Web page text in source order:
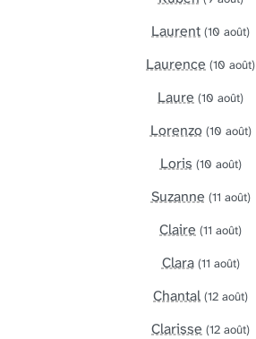
Laurent (10 août)
Laurence (10 août)
Laure (10 août)
Lorenzo (10 août)
Loris (10 août)
Suzanne (11 août)
Claire (11 août)
Clara (11 août)
Chantal (12 août)
Clarisse (12 août)